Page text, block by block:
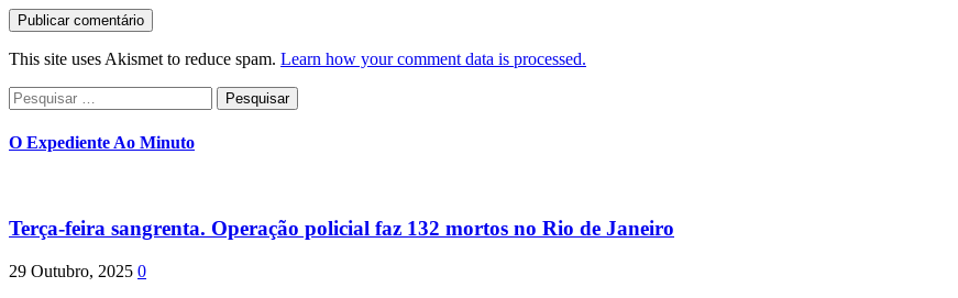
This site uses Akismet to reduce spam. Learn how your comment data is processed.
Pesquisar
por:
O Expediente Ao Minuto
Terça-feira sangrenta. Operação policial faz 132 mortos no Rio de Janeiro
29 Outubro, 2025 0